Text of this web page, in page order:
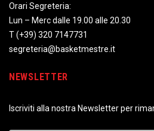
Orari Segreteria:
Lun – Merc dalle 19.00 alle 20.30
T(+39) 320 7147731
segreteria@basketmestre.it
NEWSLETTER
Iscriviti alla nostra Newsletter per